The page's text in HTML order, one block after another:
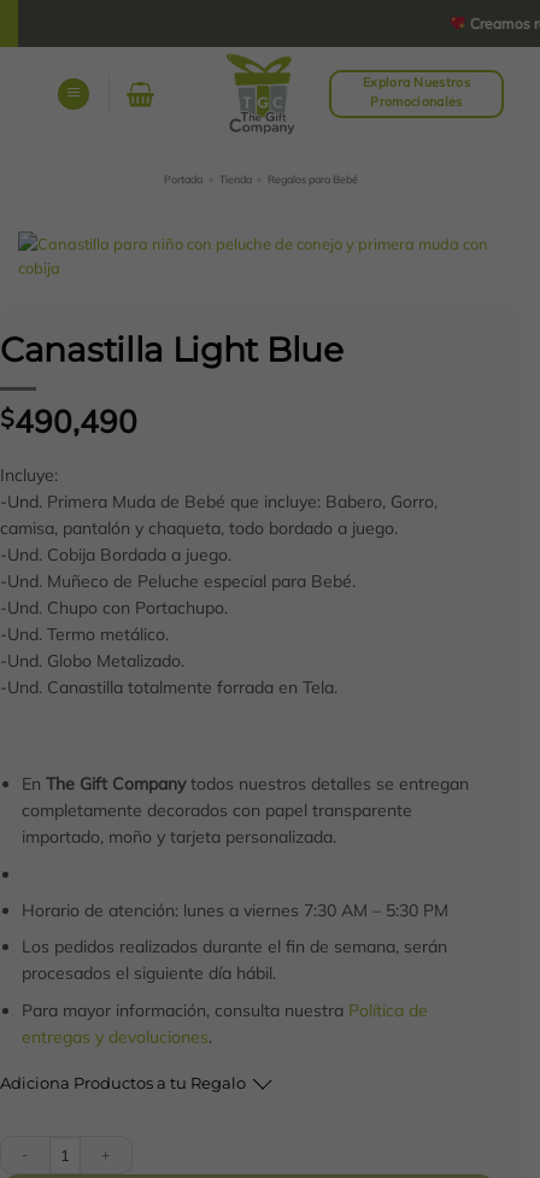
Creamos
Explora Nuestros
Promocionales
Portada Tienda Regalos para Bebé
Canastilla Light Blue
$490,490
Incluye:
-Und. Primera Muda de Bebé que incluye: Babero, Gorro,
camisa, pantalón y chaqueta, todo bordado a juego.
-Und. Cobija Bordada a juego.
-Und. Muñeco de Peluche especial para Bebé.
-Und. Chupo con Portachupo.
-Und. Termo metálico.
-Und. Globo Metalizado.
-Und. Canastilla totalmente forrada en Tela.
En The Gift Companytodos nuestros detalles se entregan
completamente decorados con papel transparente
importado, moño y tarjeta personalizada.
Horario de atención: lunes a viernes 7:30 AM – 5:30 PM
Los pedidos realizados durante el fin de semana, serán
procesados el siguiente día hábil.
Para mayor información, consulta nuestra Política de
entregas y devoluciones.
Adiciona Productos a tu Regalo